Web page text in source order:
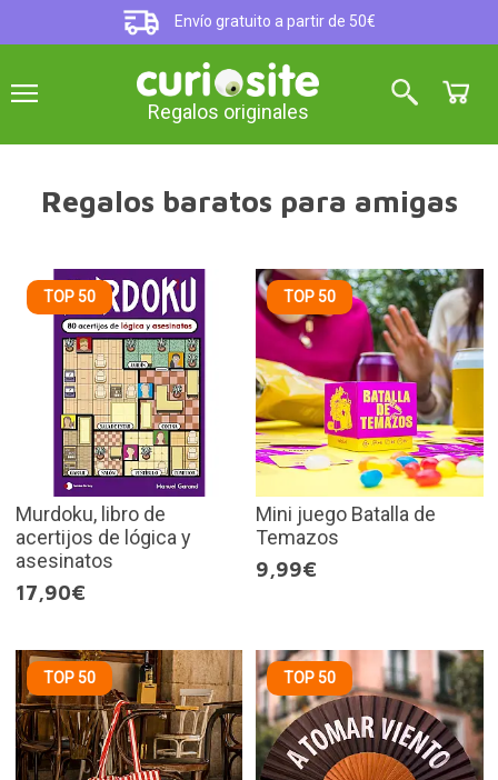
Envío gratuito a partir de 50€
Regalos originales
Regalos baratos para amigas
TOP 50
Murdoku, libro de
acertijos de lógica y
asesinatos
17,90€
TOP 50
Mini juego Batalla de
Temazos
9,99€
TOP 50 TOP 50